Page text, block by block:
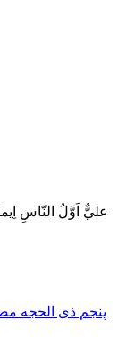
عليٌّ اَوَّلُ النّاسِ
پنجم ذی الحجه